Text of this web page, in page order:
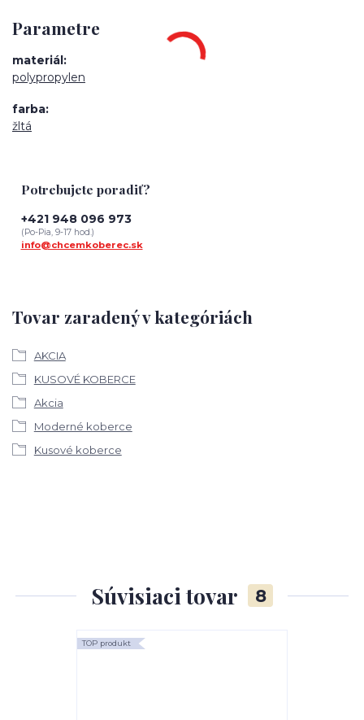
Parametre
materiál
polypropylen
farba
žltá
Tovar zaradený v kategóriách
AKCIA
KUSOVÉ KOBERCE
Akcia
Moderné koberce
Kusové koberce
Potrebujete poradiť?
+421 948 096 973
(Po-Pia, 9-17 hod.)
info@chcemkoberec.sk
Súvisiaci tovar 8
TOP produkt